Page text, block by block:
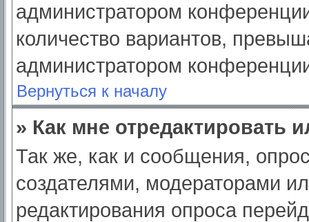
администратором
количество вариантов,
администратором
Вернуться к началу
» Как мне отредактировать
Так же, как и сообщения,
создателями, модераторами
редактирования опроса